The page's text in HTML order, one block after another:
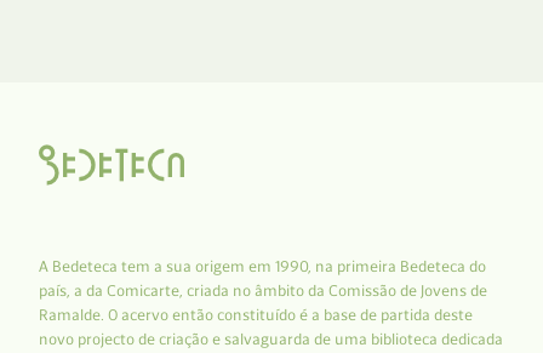
A Bedeteca tem a sua origem em 1990, na primeira Bedeteca do
país, a da Comicarte, criada no âmbito da Comissão de Jovens de
Ramalde. O acervo então constituído é a base de partida deste
novo projecto de criação e salvaguarda de uma biblioteca dedicada